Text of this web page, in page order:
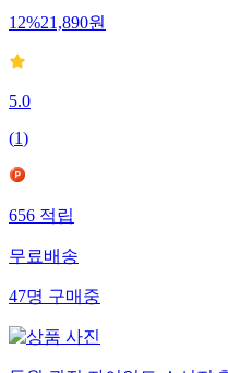
12%21,890원
5.0
(1)
656적립
무료배송
47명구매중